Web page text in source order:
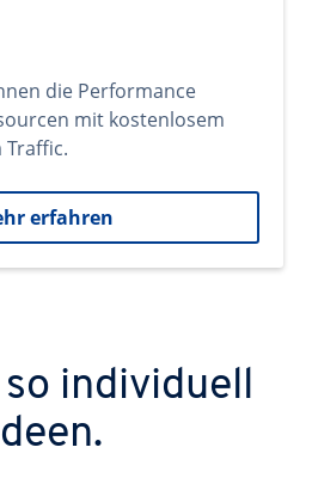
die Performance
mit kostenlosem
erfahren
individuell